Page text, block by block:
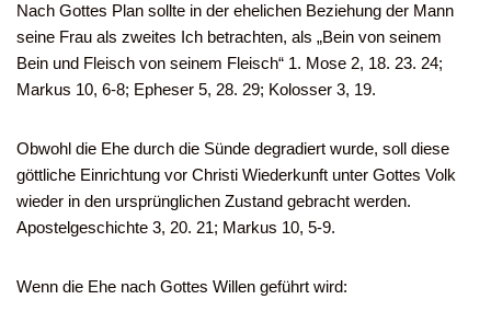
Nach Gottes Plan sollte in der ehelichen Beziehung der Mann
seine Frau als zweites Ich betrachten, als „Bein von seinem
Bein und Fleisch von seinem Fleisch“ 1. Mose 2, 18. 23. 24;
Markus 10, 6-8; Epheser 5, 28. 29; Kolosser 3, 19.
Obwohl die Ehe durch die Sünde degradiert wurde, soll diese
göttliche Einrichtung vor Christi Wiederkunft unter Gottes Volk
wieder in den ursprünglichen Zustand gebracht werden.
Apostelgeschichte 3, 20. 21; Markus 10, 5-9.
Wenn die Ehe nach Gottes Willen geführt wird: